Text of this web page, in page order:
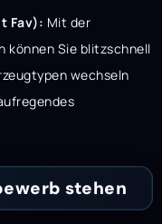
Fav): Mit der
können Sie blitzschnell
wechseln
stehen